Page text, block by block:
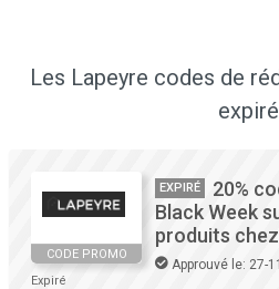
Les Lapeyre codes de
expiré
CODE PROMO
Expiré
EXPIRÉ
20%
Black Week
produits
Approuvé le: 27-